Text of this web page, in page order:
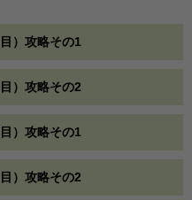
）攻略その1
）攻略その2
）攻略その1
）攻略その2